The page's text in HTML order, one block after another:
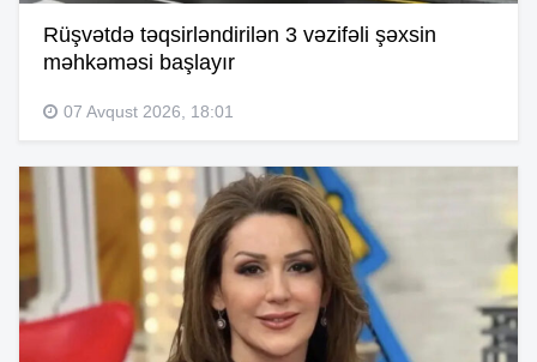
Rüşvətdə təqsirləndirilən 3 vəzifəli şəxsin
məhkəməsi başlayır
07 Avqust 2026, 18:01